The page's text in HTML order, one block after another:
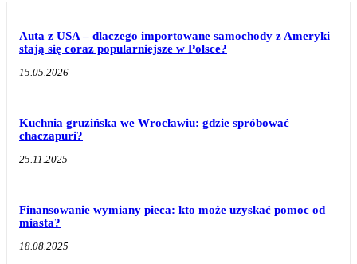
Auta z USA – dlaczego importowane samochody z Ameryki
stają się coraz popularniejsze w Polsce?
15.05.2026
Kuchnia gruzińska we Wrocławiu: gdzie spróbować
chaczapuri?
25.11.2025
Finansowanie wymiany pieca: kto może uzyskać pomoc od
miasta?
18.08.2025